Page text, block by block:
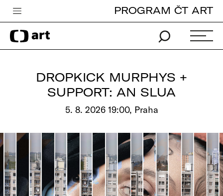
Česká televize
Zpravodajství
Vše o ČT
PROGRAM ČT ART
DROPKICK MURPHYS +
SUPPORT: AN SLUA
5. 8. 2026 19:00, Praha